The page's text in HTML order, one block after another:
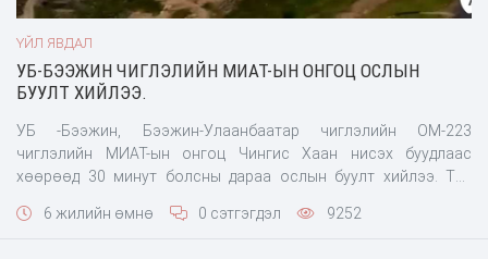
ҮЙЛ ЯВДАЛ
УБ-БЭЭЖИН ЧИГЛЭЛИЙН МИАТ-ЫН ОНГОЦ ОСЛЫН
БУУЛТ ХИЙЛЭЭ.
УБ -Бээжин, Бээжин-Улаанбаатар чиглэлийн ОМ-223
чиглэлийн МИАТ-ын онгоц Чингис Хаан нисэх буудлаас
хөөрөөд 30 минут болсны дараа ослын буулт хийлээ. Тус
6 жилийн өмнө
0 сэтгэгдэл 9252